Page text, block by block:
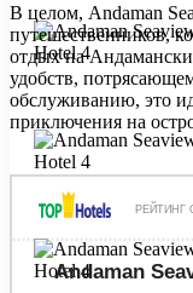
В целом, Andaman
путешественников,
отдых на
удобств,
обслуживанию, это
приключения на
РЕЙТИНГ
Andaman